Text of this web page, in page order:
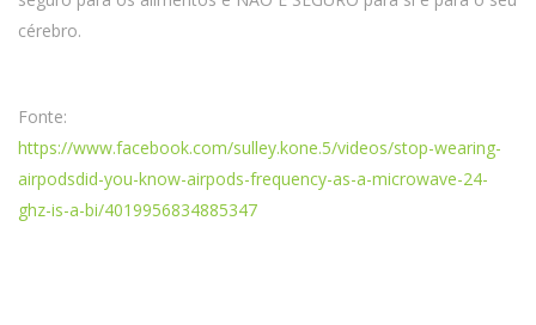
cérebro.
Fonte:
https://www.facebook.com/sulley.kone.5/videos/stop-wearing-
airpodsdid-you-know-airpods-frequency-as-a-microwave-24-
ghz-is-a-bi/4019956834885347